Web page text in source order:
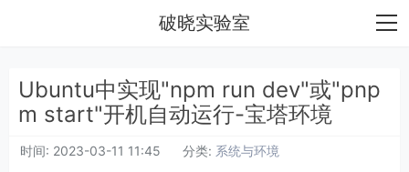
破晓实验室
Ubuntu中实现"npm run dev"或"pnp
m start"开机自动运行-宝塔环境
时间: 2023-03-11 11:45 分类: 系统与环境